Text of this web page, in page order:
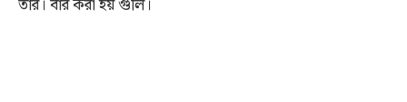
তার। বার করা হয় গুলি।